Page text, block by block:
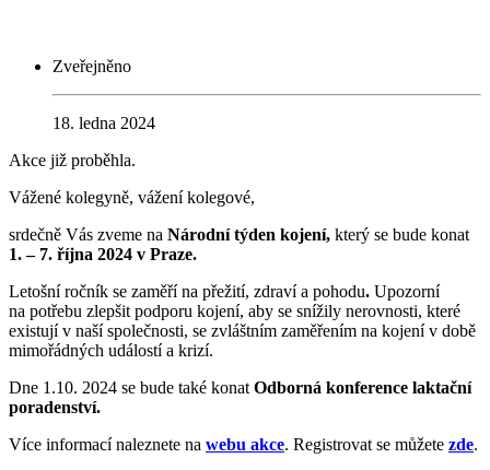
Zveřejněno
18. ledna 2024
Akce již proběhla.
Vážené kolegyně, vážení kolegové,
srdečně Vás zveme na Národní týden kojení, který se bude konat
1. – 7. října 2024 v Praze.
Letošní ročník se zaměří na přežití, zdraví a pohodu. Upozorní
na potřebu zlepšit podporu kojení, aby se snížily nerovnosti, které
existují v naší společnosti, se zvláštním zaměřením na kojení v době
mimořádných událostí a krizí.
Dne 1.10. 2024 se bude také konat Odborná konference laktační
poradenství.
Více informací naleznete na webu akce. Registrovat se můžete zde.